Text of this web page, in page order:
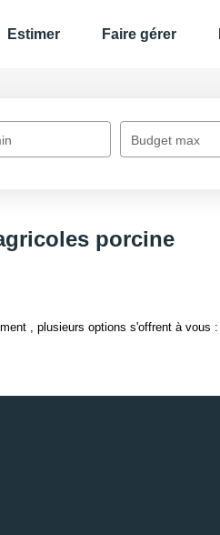
Estimer Faire gérer
Budget max
porcine
, plusieurs options s'offrent à vous :